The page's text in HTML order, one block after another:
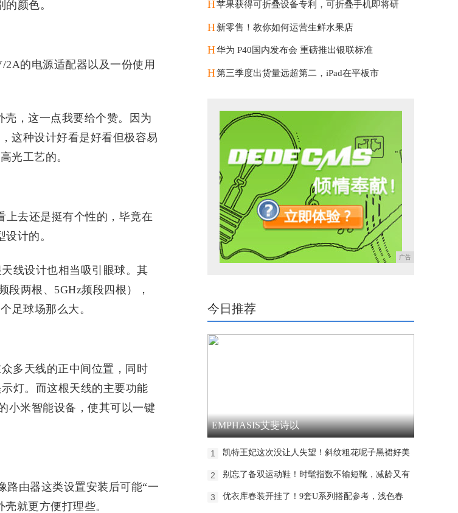
颜色。
的电源适配器以及一份使用
，这一点我要给个赞。因为
这种设计好看是好看但极容易
光工艺的。
上去还是挺有个性的，毕竟在
计的。
线设计也相当吸引眼球。其
段两根、5GHz频段四根），
足球场那么大。
多天线的正中间位置，同时
灯。而这根天线的主要功能
小米智能设备，使其可以一键
路由器这类设置安装后可能“一
就更方便打理些。
H苹果获得可折叠设备专利，可折叠手机即将研
H新零售！教你如何运营生鲜水果店
H华为 P40国内发布会 重磅推出银联标准
H第三季度出货量远超第二，iPad在平板市
广告
今日推荐
EMPHASIS艾斐诗以
1 凯特王妃这次没让人失望！斜纹粗花呢子黑裙好美
2 别忘了备双运动鞋！时髦指数不输短靴，减龄又有
3 优衣库春装开挂了！9套U系列搭配参考，浅色春